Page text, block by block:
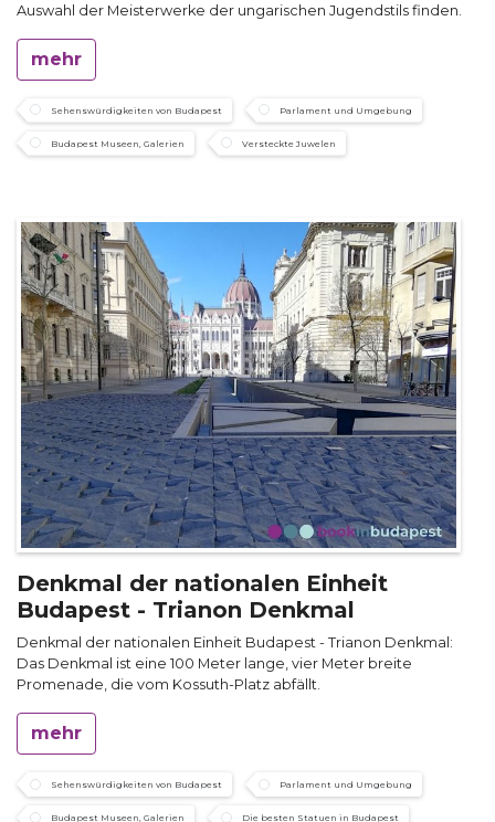
Auswahl der Meisterwerke der ungarischen Jugendstils finden.
mehr
Sehenswürdigkeiten von Budapest Parlament und Umgebung
Budapest Museen, Galerien Versteckte Juwelen
Denkmal der nationalen Einheit
Budapest - Trianon Denkmal
Denkmal der nationalen Einheit Budapest - Trianon Denkmal:
Das Denkmal ist eine 100 Meter lange, vier Meter breite
Promenade, die vom Kossuth-Platz abfällt.
mehr
Sehenswürdigkeiten von Budapest Parlament und Umgebung
Budapest Museen, Galerien Die besten Statuen in Budapest